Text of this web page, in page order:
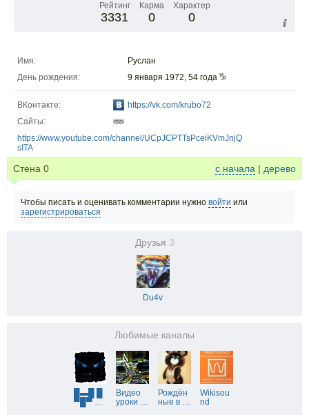
Рейтинг
3331
Карма
0
Характер
0
Имя:
Руслан
День рождения:
9 января 1972, 54 года
ВКонтакте:
https://vk.com/krubo72
Сайты:
https://www.youtube.com/channel/UCpJCPTTsPceiKVmJnjQ
sITA
Стена 0 с начала | дерево
Чтобы писать и оценивать комментарии нужно войти или
зарегистрироваться
Друзья 3
Du4v
Любимые каналы
█▬█ █
▀█▀ …
Видео
уроки …
Рождён
ные в …
Wikisou
nd